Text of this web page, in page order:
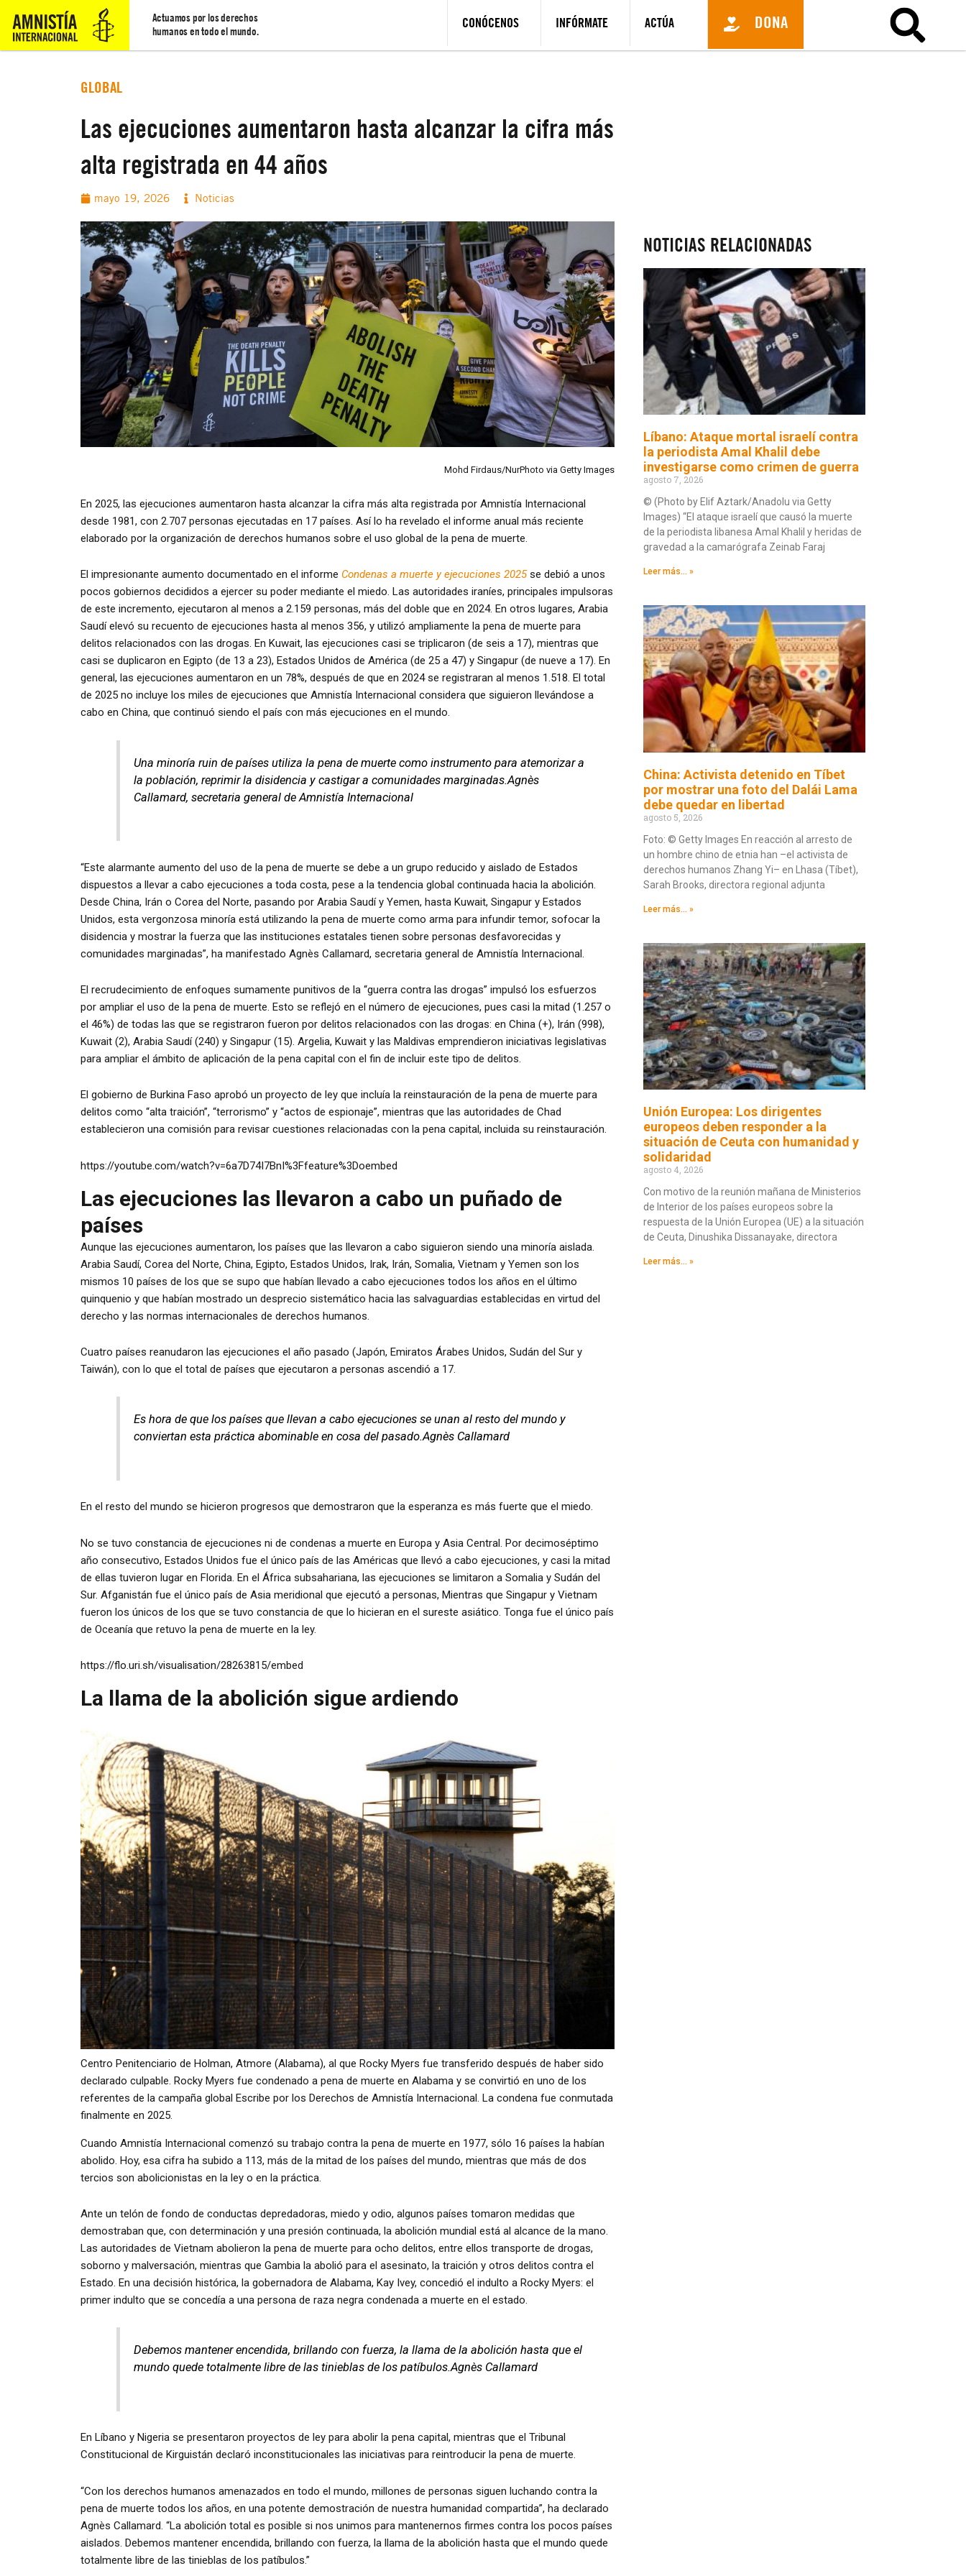
Actuamos por los derechos
humanos en todo el mundo.
CONÓCENOS INFÓRMATE ACTÚA DONA
GLOBAL
Las ejecuciones aumentaron hasta alcanzar la cifra más
alta registrada en 44 años
mayo 19, 2026 Noticias
Mohd Firdaus/NurPhoto via Getty Images
En 2025, las ejecuciones aumentaron hasta alcanzar la cifra más alta registrada por Amnistía Internacional
desde 1981, con 2.707 personas ejecutadas en 17 países. Así lo ha revelado el informe anual más reciente
elaborado por la organización de derechos humanos sobre el uso global de la pena de muerte.
El impresionante aumento documentado en el informe Condenas a muerte y ejecuciones 2025 se debió a unos
pocos gobiernos decididos a ejercer su poder mediante el miedo. Las autoridades iraníes, principales impulsoras
de este incremento, ejecutaron al menos a 2.159 personas, más del doble que en 2024. En otros lugares, Arabia
Saudí elevó su recuento de ejecuciones hasta al menos 356, y utilizó ampliamente la pena de muerte para
delitos relacionados con las drogas. En Kuwait, las ejecuciones casi se triplicaron (de seis a 17), mientras que
casi se duplicaron en Egipto (de 13 a 23), Estados Unidos de América (de 25 a 47) y Singapur (de nueve a 17). En
general, las ejecuciones aumentaron en un 78%, después de que en 2024 se registraran al menos 1.518. El total
de 2025 no incluye los miles de ejecuciones que Amnistía Internacional considera que siguieron llevándose a
cabo en China, que continuó siendo el país con más ejecuciones en el mundo.
Una minoría ruin de países utiliza la pena de muerte como instrumento para atemorizar a
la población, reprimir la disidencia y castigar a comunidades marginadas.Agnès
Callamard, secretaria general de Amnistía Internacional
“Este alarmante aumento del uso de la pena de muerte se debe a un grupo reducido y aislado de Estados
dispuestos a llevar a cabo ejecuciones a toda costa, pese a la tendencia global continuada hacia la abolición.
Desde China, Irán o Corea del Norte, pasando por Arabia Saudí y Yemen, hasta Kuwait, Singapur y Estados
Unidos, esta vergonzosa minoría está utilizando la pena de muerte como arma para infundir temor, sofocar la
disidencia y mostrar la fuerza que las instituciones estatales tienen sobre personas desfavorecidas y
comunidades marginadas”, ha manifestado Agnès Callamard, secretaria general de Amnistía Internacional.
El recrudecimiento de enfoques sumamente punitivos de la “guerra contra las drogas” impulsó los esfuerzos
por ampliar el uso de la pena de muerte. Esto se reflejó en el número de ejecuciones, pues casi la mitad (1.257 o
el 46%) de todas las que se registraron fueron por delitos relacionados con las drogas: en China (+), Irán (998),
Kuwait (2), Arabia Saudí (240) y Singapur (15). Argelia, Kuwait y las Maldivas emprendieron iniciativas legislativas
para ampliar el ámbito de aplicación de la pena capital con el fin de incluir este tipo de delitos.
El gobierno de Burkina Faso aprobó un proyecto de ley que incluía la reinstauración de la pena de muerte para
delitos como “alta traición”, “terrorismo” y “actos de espionaje”, mientras que las autoridades de Chad
establecieron una comisión para revisar cuestiones relacionadas con la pena capital, incluida su reinstauración.
https://youtube.com/watch?v=6a7D74I7BnI%3Ffeature%3Doembed
Las ejecuciones las llevaron a cabo un puñado de
países
Aunque las ejecuciones aumentaron, los países que las llevaron a cabo siguieron siendo una minoría aislada.
Arabia Saudí, Corea del Norte, China, Egipto, Estados Unidos, Irak, Irán, Somalia, Vietnam y Yemen son los
mismos 10 países de los que se supo que habían llevado a cabo ejecuciones todos los años en el último
quinquenio y que habían mostrado un desprecio sistemático hacia las salvaguardias establecidas en virtud del
derecho y las normas internacionales de derechos humanos.
Cuatro países reanudaron las ejecuciones el año pasado (Japón, Emiratos Árabes Unidos, Sudán del Sur y
Taiwán), con lo que el total de países que ejecutaron a personas ascendió a 17.
Es hora de que los países que llevan a cabo ejecuciones se unan al resto del mundo y
conviertan esta práctica abominable en cosa del pasado.Agnès Callamard
En el resto del mundo se hicieron progresos que demostraron que la esperanza es más fuerte que el miedo.
No se tuvo constancia de ejecuciones ni de condenas a muerte en Europa y Asia Central. Por decimoséptimo
año consecutivo, Estados Unidos fue el único país de las Américas que llevó a cabo ejecuciones, y casi la mitad
de ellas tuvieron lugar en Florida. En el África subsahariana, las ejecuciones se limitaron a Somalia y Sudán del
Sur. Afganistán fue el único país de Asia meridional que ejecutó a personas, Mientras que Singapur y Vietnam
fueron los únicos de los que se tuvo constancia de que lo hicieran en el sureste asiático. Tonga fue el único país
de Oceanía que retuvo la pena de muerte en la ley.
https://flo.uri.sh/visualisation/28263815/embed
La llama de la abolición sigue ardiendo
Centro Penitenciario de Holman, Atmore (Alabama), al que Rocky Myers fue transferido después de haber sido
declarado culpable. Rocky Myers fue condenado a pena de muerte en Alabama y se convirtió en uno de los
referentes de la campaña global Escribe por los Derechos de Amnistía Internacional. La condena fue conmutada
finalmente en 2025.
Cuando Amnistía Internacional comenzó su trabajo contra la pena de muerte en 1977, sólo 16 países la habían
abolido. Hoy, esa cifra ha subido a 113, más de la mitad de los países del mundo, mientras que más de dos
tercios son abolicionistas en la ley o en la práctica.
Ante un telón de fondo de conductas depredadoras, miedo y odio, algunos países tomaron medidas que
demostraban que, con determinación y una presión continuada, la abolición mundial está al alcance de la mano.
Las autoridades de Vietnam abolieron la pena de muerte para ocho delitos, entre ellos transporte de drogas,
soborno y malversación, mientras que Gambia la abolió para el asesinato, la traición y otros delitos contra el
Estado. En una decisión histórica, la gobernadora de Alabama, Kay Ivey, concedió el indulto a Rocky Myers: el
primer indulto que se concedía a una persona de raza negra condenada a muerte en el estado.
Debemos mantener encendida, brillando con fuerza, la llama de la abolición hasta que el
mundo quede totalmente libre de las tinieblas de los patíbulos.Agnès Callamard
En Líbano y Nigeria se presentaron proyectos de ley para abolir la pena capital, mientras que el Tribunal
Constitucional de Kirguistán declaró inconstitucionales las iniciativas para reintroducir la pena de muerte.
“Con los derechos humanos amenazados en todo el mundo, millones de personas siguen luchando contra la
pena de muerte todos los años, en una potente demostración de nuestra humanidad compartida”, ha declarado
Agnès Callamard. “La abolición total es posible si nos unimos para mantenernos firmes contra los pocos países
aislados. Debemos mantener encendida, brillando con fuerza, la llama de la abolición hasta que el mundo quede
totalmente libre de las tinieblas de los patíbulos.”
NOTICIAS RELACIONADAS
Líbano: Ataque mortal israelí contra
la periodista Amal Khalil debe
investigarse como crimen de guerra
agosto 7, 2026
© (Photo by Elif Aztark/Anadolu via Getty
Images) “El ataque israelí que causó la muerte
de la periodista libanesa Amal Khalil y heridas de
gravedad a la camarógrafa Zeinab Faraj
Leer más... »
China: Activista detenido en Tíbet
por mostrar una foto del Dalái Lama
debe quedar en libertad
agosto 5, 2026
Foto: © Getty Images En reacción al arresto de
un hombre chino de etnia han –el activista de
derechos humanos Zhang Yi– en Lhasa (Tíbet),
Sarah Brooks, directora regional adjunta
Leer más... »
Unión Europea: Los dirigentes
europeos deben responder a la
situación de Ceuta con humanidad y
solidaridad
agosto 4, 2026
Con motivo de la reunión mañana de Ministerios
de Interior de los países europeos sobre la
respuesta de la Unión Europea (UE) a la situación
de Ceuta, Dinushika Dissanayake, directora
Leer más... »